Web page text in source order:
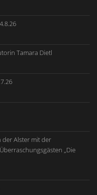
Tamara Dietl
der Alster mit der
„Die